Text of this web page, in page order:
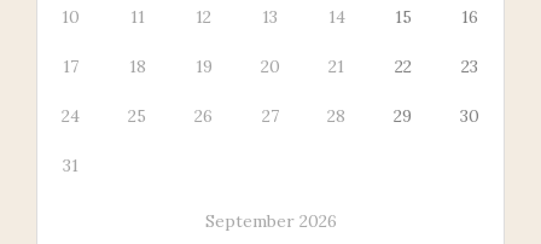
10 11 12 13 14 15 16
17 18 19 20 21 22 23
24 25 26 27 28 29 30
31
September 2026